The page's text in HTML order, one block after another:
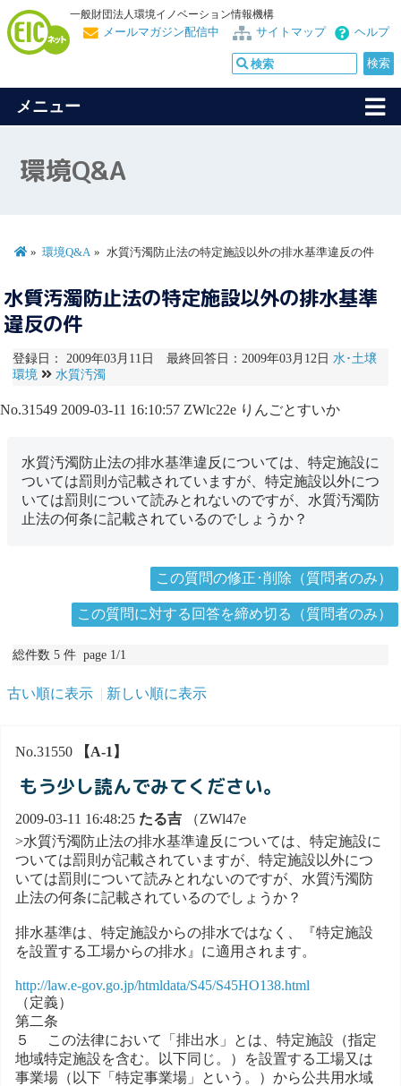
一般財団法人環境イノベーション情報機構
ヘルプ
サイトマップ
メールマガジン配信中
メニュー
環境Q&A
環境Q&A 水質汚濁防止法の特定施設以外の排水基準違反の件
水質汚濁防止法の特定施設以外の排水基準
違反の件
登録日： 2009年03月11日 最終回答日：2009年03月12日 水･土壌
環境
水質汚濁
No.31549 2009-03-11 16:10:57 ZWlc22e りんごとすいか
水質汚濁防止法の排水基準違反については、特定施設に
ついては罰則が記載されていますが、特定施設以外につ
いては罰則について読みとれないのですが、水質汚濁防
止法の何条に記載されているのでしょうか？
この質問の修正･削除（質問者のみ）
この質問に対する回答を締め切る（質問者のみ）
総件数 5 件 page 1/1
古い順に表示 新しい順に表示
No.31550 【A-1】
もう少し読んでみてください。
2009-03-11 16:48:25 たる吉 （ZWl47e
>水質汚濁防止法の排水基準違反については、特定施設に
ついては罰則が記載されていますが、特定施設以外につ
いては罰則について読みとれないのですが、水質汚濁防
止法の何条に記載されているのでしょうか？
排水基準は、特定施設からの排水ではなく、『特定施設
を設置する工場からの排水』に適用されます。
http://law.e-gov.go.jp/htmldata/S45/S45HO138.html
（定義）
第二条
５ この法律において「排出水」とは、特定施設（指定
地域特定施設を含む。以下同じ。）を設置する工場又は
事業場（以下「特定事業場」という。）から公共用水域